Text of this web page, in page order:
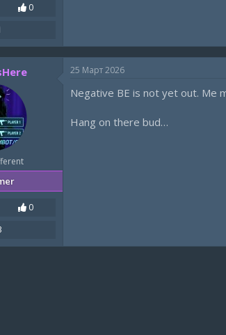
0
0
25 Март 2026
Negative BE is not yet out. Me
Hang on there bud…